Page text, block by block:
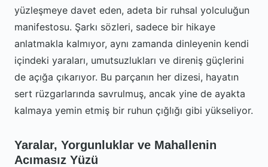
yüzleşmeye davet eden, adeta bir ruhsal yolculuğun
manifestosu. Şarkı sözleri, sadece bir hikaye
anlatmakla kalmıyor, aynı zamanda dinleyenin kendi
içindeki yaraları, umutsuzlukları ve direniş güçlerini
de açığa çıkarıyor. Bu parçanın her dizesi, hayatın
sert rüzgarlarında savrulmuş, ancak yine de ayakta
kalmaya yemin etmiş bir ruhun çığlığı gibi yükseliyor.
Yaralar, Yorgunluklar ve Mahallenin
Acımasız Yüzü